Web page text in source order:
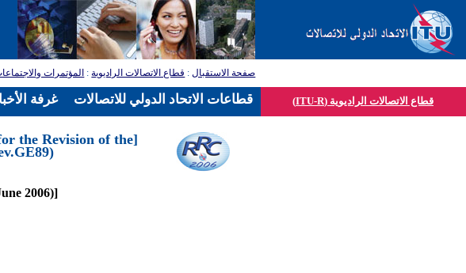
صفحة الاستقبال: قطاع الاتصالات الراديوية: المؤتمرات
قطاع الاتصالات الراديوية (ITU-R)
the Revision of the
[(Geneva, Switzerland, 15 May-16 June 2006)]
غرفة قطاعات الاتحاد الدولي للاتصالات